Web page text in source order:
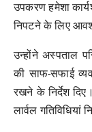
उपकरण हमेशा
निपटने के लिए
उन्होंने अस्पताल
की साफ-सफाई
रखने के निर्देश
लार्वल